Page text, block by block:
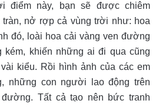
điểm này, bạn sẽ được chiêm
nở rợp cả vùng trời như: hoa
đó, loài hoa cải vàng ven đường
kém, khiến những ai đi qua cũng
kiểu. Rồi hình ảnh của các em
những con người lao động trên
Tất cả tạo nên bức tranh